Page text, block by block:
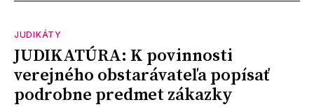
JUDIKÁTY
JUDIKATÚRA: K povinnosti
verejného obstarávateľa popísať
podrobne predmet zákazky